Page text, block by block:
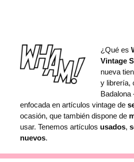
¿Qué es
Vintage
nueva
y librería,
Badalona
enfocada en artículos vintage de
ocasión, que también dispone de
usar. Tenemos artículos usados,
nuevos.